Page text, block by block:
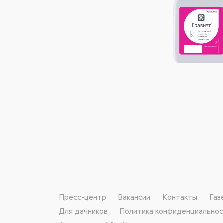
Пресс-центр Вакансии Контакты
Для дачников
Политика